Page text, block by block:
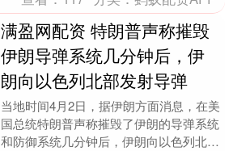
满盈网配资 特朗普声称摧毁
伊朗导弹系统几分钟后，伊
朗向以色列北部发射导弹
当地时间4月2日，据伊朗方面消息，在美
国总统特朗普声称摧毁了伊朗的导弹系统
和防御系统几分钟后，伊朗向以色列北部